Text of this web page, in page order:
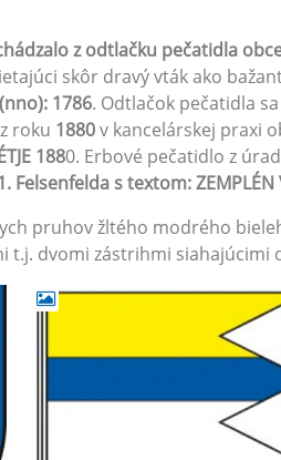
z odtlačku pečatidla
skôr dravý vták ako
1786. Odtlačok pečatidla
roku 1880v kancelárskej praxi
1880. Erbové pečatidlo z
Felsenfelda s textom: ZEMPLÉN
pruhov žltého modrého
t.j. dvomi zástrihmi siahajúcimi